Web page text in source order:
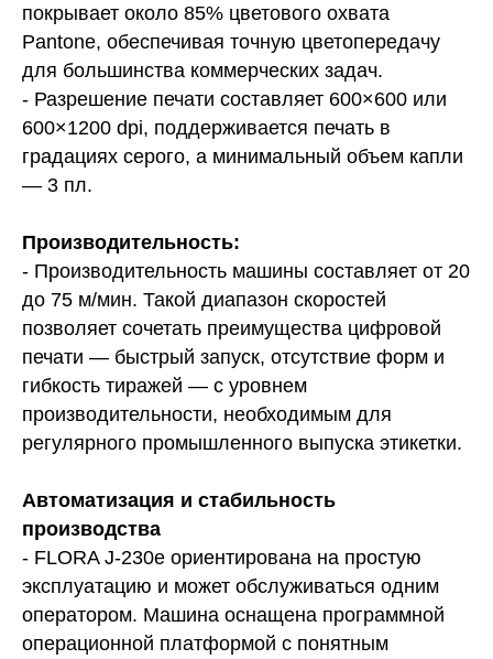
покрывает около 85% цветового охвата
Pantone, обеспечивая точную цветопередачу
для большинства коммерческих задач.
- Разрешение печати составляет 600×600 или
600×1200 dpi, поддерживается печать в
градациях серого, а минимальный объем капли
— 3 пл.
Производительность:
- Производительность машины составляет от 20
до 75 м/мин. Такой диапазон скоростей
позволяет сочетать преимущества цифровой
печати — быстрый запуск, отсутствие форм и
гибкость тиражей — с уровнем
производительности, необходимым для
регулярного промышленного выпуска этикетки.
Автоматизация и стабильность
производства
- FLORA J-230e ориентирована на простую
эксплуатацию и может обслуживаться одним
оператором. Машина оснащена программной
операционной платформой с понятным